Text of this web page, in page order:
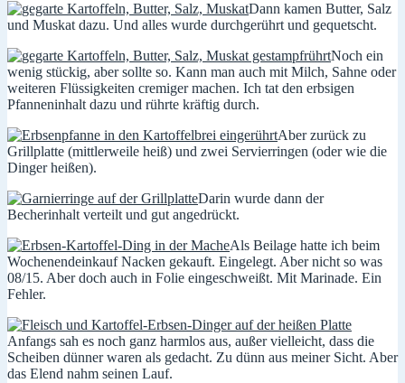
Dann kamen Butter, Salz
und Muskat dazu. Und alles wurde durchgerührt und gequetscht.
Noch ein
wenig stückig, aber sollte so. Kann man auch mit Milch, Sahne oder
weiteren Flüssigkeiten cremiger machen. Ich tat den erbsigen
Pfanneninhalt dazu und rührte kräftig durch.
Aber zurück zu
Grillplatte (mittlerweile heiß) und zwei Servierringen (oder wie die
Dinger heißen).
Darin wurde dann der
Becherinhalt verteilt und gut angedrückt.
Als Beilage hatte ich beim
Wochenendeinkauf Nacken gekauft. Eingelegt. Aber nicht so was
08/15. Aber doch auch in Folie eingeschweißt. Mit Marinade. Ein
Fehler.
Anfangs sah es noch ganz harmlos aus, außer vielleicht, dass die
Scheiben dünner waren als gedacht. Zu dünn aus meiner Sicht. Aber
das Elend nahm seinen Lauf.